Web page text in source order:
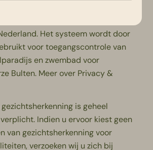
De IdentySoft servers zijn
Het systeem wordt door
voor toegangscontrole van
en zwembad voor
Bulten. Meer over Privacy &
is geheel
Indien u ervoor kiest geen
van gezichtsherkenning voor
verzoeken wij u zich bij